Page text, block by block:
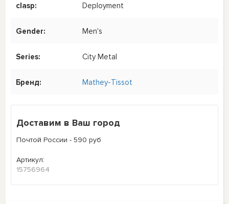
clasp: Deployment
Gender: Men's
Series: City Metal
Бренд: Mathey-Tissot
Доставим в Ваш город
Почтой России - 590 руб
Артикул:
15756964